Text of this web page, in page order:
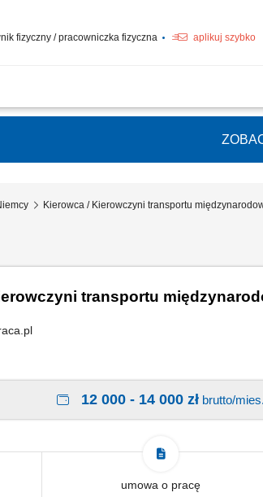
fizyczny / pracowniczka fizyczna aplikuj szybko
Realizacja zadań związanych z transportem
Kierowca / Kierowczyni transportu
transportu
12 000 - 14 000 zł brutto/mies.
umowa o pracę